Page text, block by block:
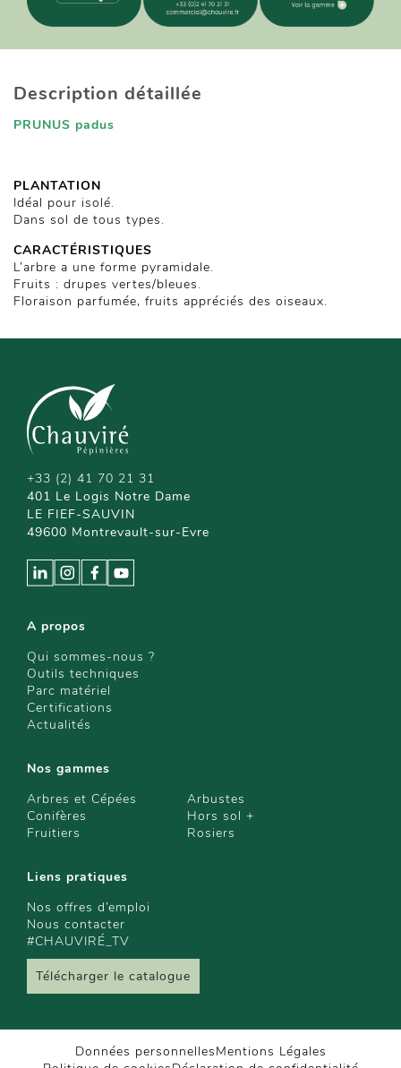
Description détaillée
PRUNUS padus
PLANTATION
Idéal pour isolé.
Dans sol de tous types.
CARACTÉRISTIQUES
L’arbre a une forme pyramidale.
Fruits : drupes vertes/bleues.
Floraison parfumée, fruits appréciés des oiseaux.
+33 (2) 41 70 21 31
401 Le Logis Notre Dame
LE FIEF-SAUVIN
49600 Montrevault-sur-Evre
A propos
Qui sommes-nous ?
Outils techniques
Parc matériel
Certifications
Actualités
Nos gammes
Arbres et Cépées
Arbustes
Conifères
Hors sol +
Fruitiers
Rosiers
Liens pratiques
Nos offres d’emploi
Nous contacter
#CHAUVIRÉ_TV
Télécharger le catalogue
Données personnellesMentions Légales